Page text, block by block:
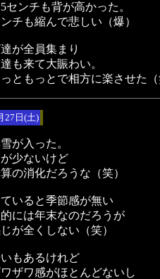
センチも背が高かった。
チも縮んで悲しい（爆）
が全員集まり
も来て大賑わい。
ともっとで相方に楽させた
27日(土)
が入った。
少ないけど
の消化だろうな（笑）
いると季節感が無い
には年末なのだろうが
が全くしない（笑）
もあるけれど
ザワ感がほとんどないし